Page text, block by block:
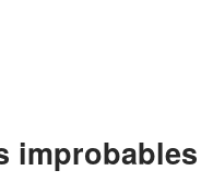
improbables